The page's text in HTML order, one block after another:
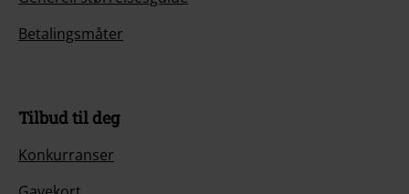
Betalingsmåter
Tilbud til deg
Konkurranser